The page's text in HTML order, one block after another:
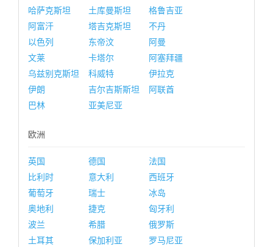
哈萨克斯坦
土库曼斯坦
格鲁吉亚
阿富汗
塔吉克斯坦
不丹
以色列
东帝汶
阿曼
文莱
卡塔尔
阿塞拜疆
乌兹别克斯坦
科威特
伊拉克
伊朗
吉尔吉斯斯坦
阿联酋
巴林
亚美尼亚
欧洲
英国 德国
法国
比利时
意大利
西班牙
葡萄牙
瑞士
冰岛
奥地利
捷克
匈牙利
波兰
希腊
俄罗斯
土耳其
保加利亚
罗马尼亚